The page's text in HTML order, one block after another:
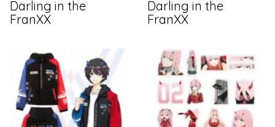
Darling in the
FranXX
Darling in the
FranXX